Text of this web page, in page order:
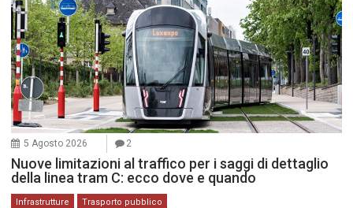
5 Agosto 2026 2
Nuove limitazioni al traffico per i saggi di dettaglio
della linea tram C: ecco dove e quando
Infrastrutture Trasporto pubblico